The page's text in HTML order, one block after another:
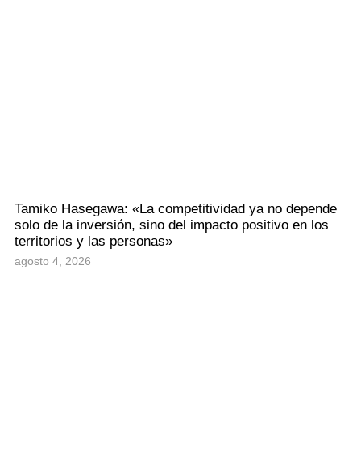
Tamiko Hasegawa: «La competitividad ya no depende
solo de la inversión, sino del impacto positivo en los
territorios y las personas»
agosto 4, 2026